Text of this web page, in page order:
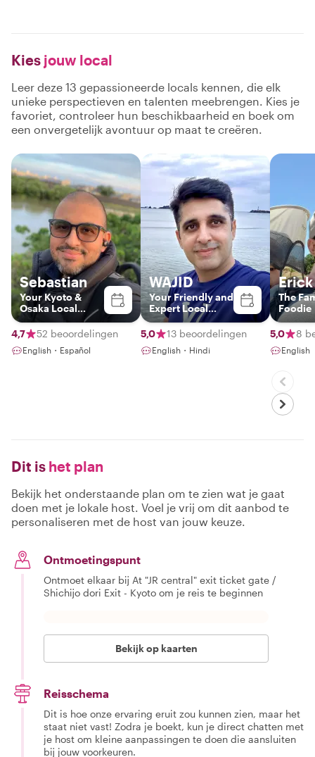
Kies jouw local
Leer deze 13 gepassioneerde locals kennen, die elk
unieke perspectieven en talenten meebrengen. Kies je
favoriet, controleer hun beschikbaarheid en boek om
een onvergetelijk avontuur op maat te creëren.
Sebastian
Your Kyoto &
Osaka Local
Insider
4,7
52 beoordelingen
English・Español
WAJID
Your Friendly and
Expert Local
Guide
5,0
13 beoordelingen
English・Hindi
Erick
The
Foodie
5,0 8
English
Dit is het plan
Bekijk het onderstaande plan om te zien wat je gaat
doen met je lokale host. Voel je vrij om dit aanbod te
personaliseren met de host van jouw keuze.
Ontmoetingspunt
Ontmoet elkaar bij At "JR central" exit ticket gate /
Shichijo dori Exit - Kyoto om je reis te beginnen
Bekijk op kaarten
Reisschema
Dit is hoe onze ervaring eruit zou kunnen zien, maar het
staat niet vast! Zodra je boekt, kun je direct chatten met
je host om kleine aanpassingen te doen die aansluiten
bij jouw voorkeuren.